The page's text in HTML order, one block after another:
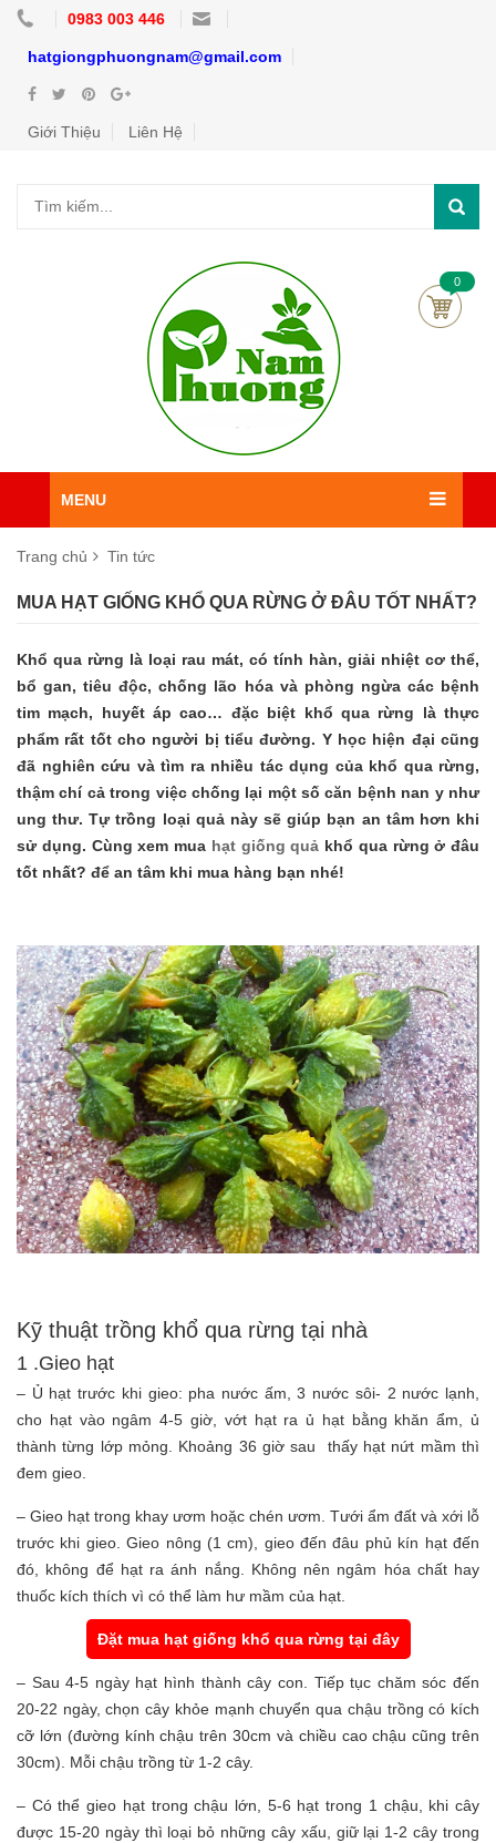
0983 003 446
hatgiongphuongnam@gmail.com
Giới Thiệu Liên Hệ
0
MENU
Trang chủ Tin tức
MUA HẠT GIỐNG KHỔ QUA RỪNG Ở ĐÂU TỐT NHẤT?
Khổ qua rừng là loại rau mát, có tính hàn, giải nhiệt cơ thể,
bổ gan, tiêu độc, chống lão hóa và phòng ngừa các bệnh
tim mạch, huyết áp cao… đặc biệt khổ qua rừng là thực
phẩm rất tốt cho người bị tiểu đường. Y học hiện đại cũng
đã nghiên cứu và tìm ra nhiều tác dụng của khổ qua rừng,
thậm chí cả trong việc chống lại một số căn bệnh nan y như
ung thư. Tự trồng loại quả này sẽ giúp bạn an tâm hơn khi
sử dụng. Cùng xem mua hạt giống quả khổ qua rừng ở đâu
tốt nhất? để an tâm khi mua hàng bạn nhé!
Kỹ thuật trồng khổ qua rừng tại nhà
1 .Gieo hạt
– Ủ hạt trước khi gieo: pha nước ấm, 3 nước sôi- 2 nước lạnh,
cho hạt vào ngâm 4-5 giờ, vớt hạt ra ủ hạt bằng khăn ẩm, ủ
thành từng lớp mỏng. Khoảng 36 giờ sau thấy hạt nứt mầm thì
đem gieo.
– Gieo hạt trong khay ươm hoặc chén ươm. Tưới ẩm đất và xới lỗ
trước khi gieo. Gieo nông (1 cm), gieo đến đâu phủ kín hạt đến
đó, không để hạt ra ánh nắng. Không nên ngâm hóa chất hay
thuốc kích thích vì có thể làm hư mầm của hạt.
Đặt mua hạt giống khổ qua rừng tại đây
– Sau 4-5 ngày hạt hình thành cây con. Tiếp tục chăm sóc đến
20-22 ngày, chọn cây khỏe mạnh chuyển qua chậu trồng có kích
cỡ lớn (đường kính chậu trên 30cm và chiều cao chậu cũng trên
30cm). Mỗi chậu trồng từ 1-2 cây.
– Có thể gieo hạt trong chậu lớn, 5-6 hạt trong 1 chậu, khi cây
được 15-20 ngày thì loại bỏ những cây xấu, giữ lại 1-2 cây trong